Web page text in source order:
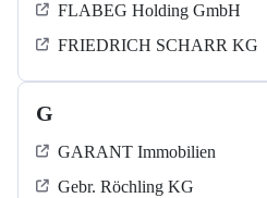
FLABEG Holding GmbH
FRIEDRICH SCHARR KG
G
GARANT Immobilien
Gebr. Röchling KG